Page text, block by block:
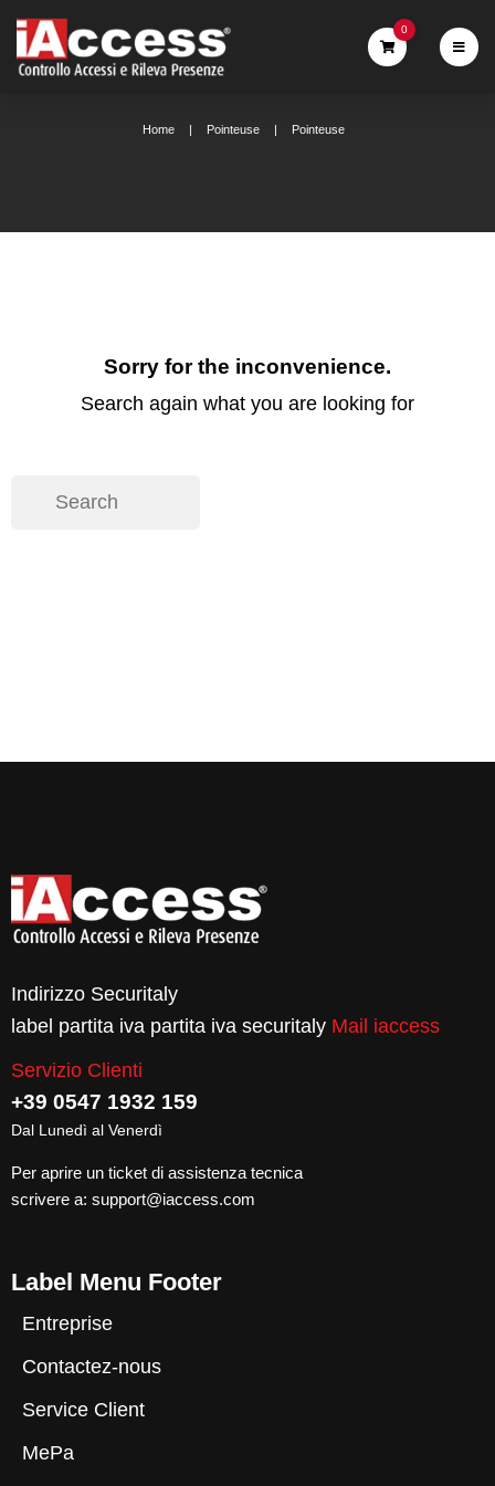
0
Home Pointeuse Pointeuse
Sorry for the inconvenience.
Search again what you are looking for
Indirizzo Securitaly
label partita iva partita iva securitaly Mail iaccess
Servizio Clienti
+39 0547 1932 159
Dal Lunedì al Venerdì
Per aprire un ticket di assistenza tecnica
scrivere a: support@iaccess.com
Label Menu Footer
Entreprise
Contactez-nous
Service Client
MePa